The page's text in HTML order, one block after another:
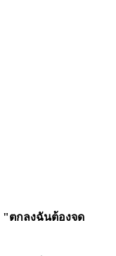
"ตกลงฉันต้องจด